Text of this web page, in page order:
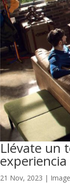
Llévate un
21 Nov, 2023 |